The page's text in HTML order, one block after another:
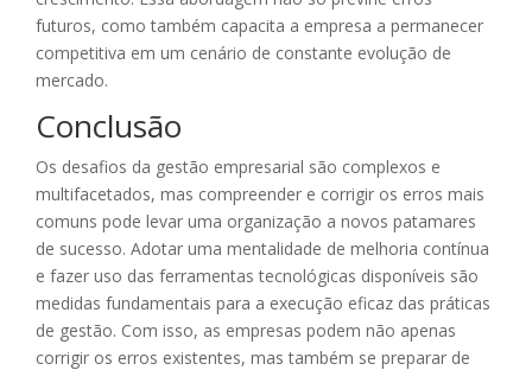
futuros, como também capacita a empresa a permanecer
competitiva em um cenário de constante evolução de
mercado.
Conclusão
Os desafios da gestão empresarial são complexos e
multifacetados, mas compreender e corrigir os erros mais
comuns pode levar uma organização a novos patamares
de sucesso. Adotar uma mentalidade de melhoria contínua
e fazer uso das ferramentas tecnológicas disponíveis são
medidas fundamentais para a execução eficaz das práticas
de gestão. Com isso, as empresas podem não apenas
corrigir os erros existentes, mas também se preparar de